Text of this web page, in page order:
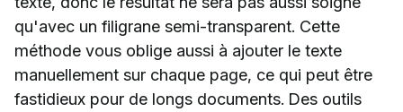
qu'avec un filigrane semi-transparent. Cette
méthode vous oblige aussi à ajouter le texte
manuellement sur chaque page, ce qui peut être
fastidieux pour de longs documents. Des outils